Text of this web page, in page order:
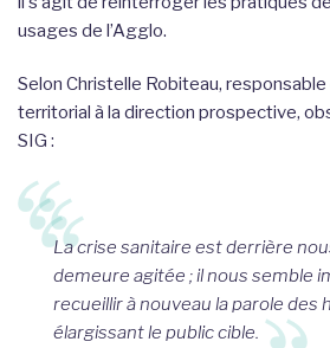
usages de l’Agglo.
Selon Christelle Robiteau, responsable
territorial à la direction prospective,
SIG :
La crise sanitaire est derrière
demeure agitée ; il nous semble
recueillir à nouveau la parole des
élargissant le public cible.